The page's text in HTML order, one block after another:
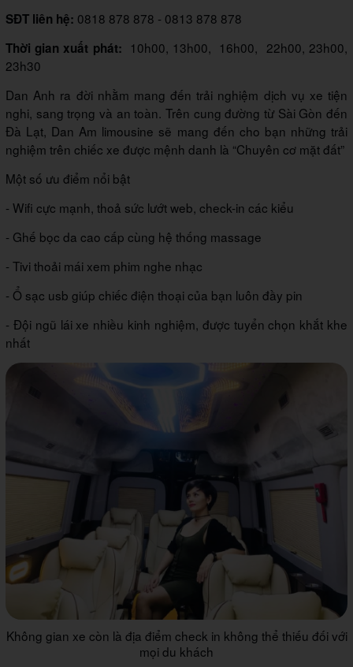
SĐT liên hệ: 0818 878 878 - 0813 878 878
Thời gian xuất phát: 10h00, 13h00, 16h00, 22h00, 23h00,
23h30
Dan Anh ra đời nhằm mang đến trải nghiệm dịch vụ xe tiện
nghi, sang trọng và an toàn. Trên cung đường từ Sài Gòn đến
Đà Lạt, Dan Am limousine sẽ mang đến cho bạn những trải
nghiệm trên chiếc xe được mệnh danh là “Chuyên cơ mặt đất”
Một số ưu điểm nổi bật
- Wifi cực mạnh, thoả sức lướt web, check-in các kiểu
- Ghế bọc da cao cấp cùng hệ thống massage
- Tivi thoải mái xem phim nghe nhạc
- Ổ sạc usb giúp chiếc điện thoại của bạn luôn đầy pin
- Đội ngũ lái xe nhiều kinh nghiệm, được tuyển chọn khắt khe
nhất
Không gian xe còn là địa điểm check in không thể thiếu đối với
mọi du khách